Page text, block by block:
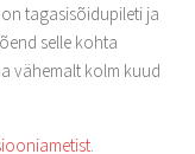
tagasisõidupileti ja
selle kohta
vähemalt kolm kuud
.